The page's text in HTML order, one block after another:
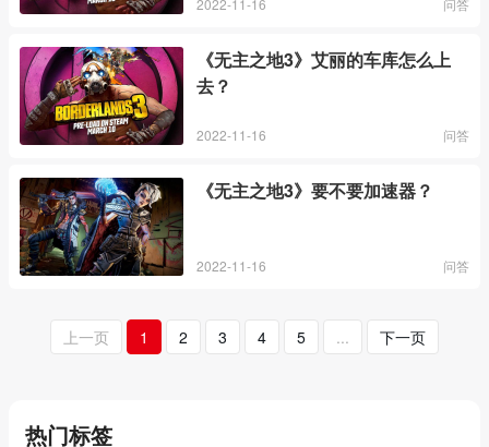
2022-11-16 问答
《无主之地3》艾丽的车库怎么上
去？
2022-11-16 问答
《无主之地3》要不要加速器？
2022-11-16 问答
上一页 1 2 3 4 5 ... 下一页
热门标签